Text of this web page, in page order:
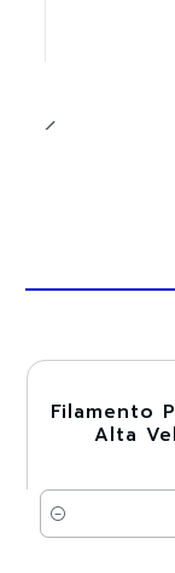
-30%
Filamento
Alta
Cantidad